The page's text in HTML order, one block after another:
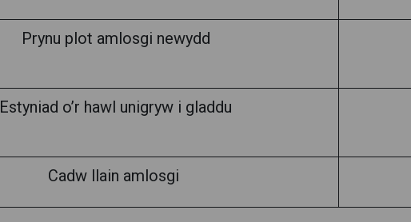
Prynu plot amlosgi newydd
Estyniad o’r hawl unigryw i gladdu
Cadw llain amlosgi